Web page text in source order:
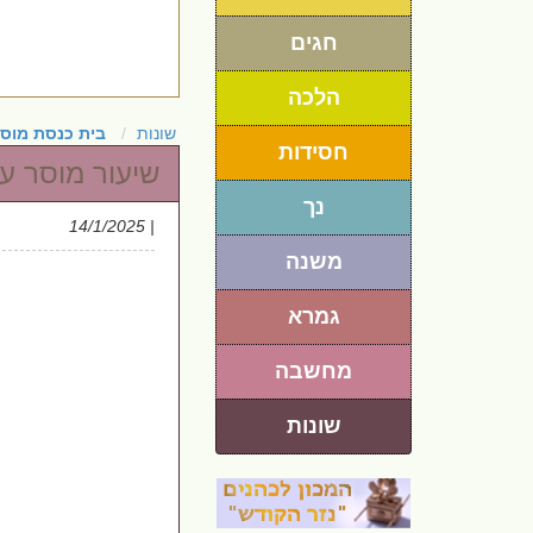
חגים
הלכה
חסידות
נך
משנה
גמרא
מחשבה
שונות
שונות בית כנסת
שיעור מוסר
| 14/1/2025